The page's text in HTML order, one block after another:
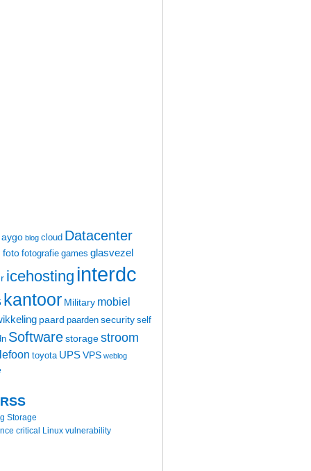
aygo blog cloud Datacenter
foto fotografie games glasvezel
icehosting interdc
kantoor Military mobiel
paard paarden security self
Softwarestoragestroom
toyota UPSVPS weblog
Storage
critical Linux vulnerability